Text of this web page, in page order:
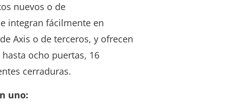
nuevos o de
integran fácilmente en
Axis o de terceros, y ofrecen
ocho puertas, 16
cerraduras.
uno: